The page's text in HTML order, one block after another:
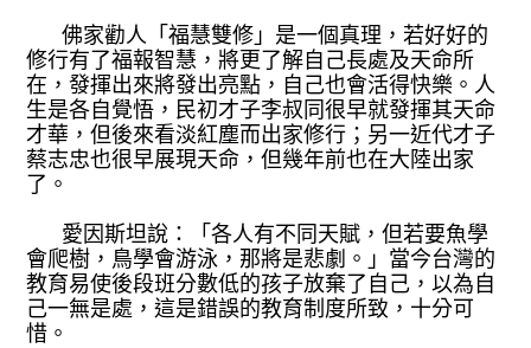
佛家勸人「福慧雙修」是一個真理，若好好的
修行有了福報智慧，將更了解自己長處及天命所
在，發揮出來將發出亮點，自己也會活得快樂。人
生是各自覺悟，民初才子李叔同很早就發揮其天命
才華，但後來看淡紅塵而出家修行；另一近代才子
蔡志忠也很早展現天命，但幾年前也在大陸出家
了。
愛因斯坦說：「各人有不同天賦，但若要魚學
會爬樹，鳥學會游泳，那將是悲劇。」當今台灣的
教育易使後段班分數低的孩子放棄了自己，以為自
己一無是處，這是錯誤的教育制度所致，十分可
惜。